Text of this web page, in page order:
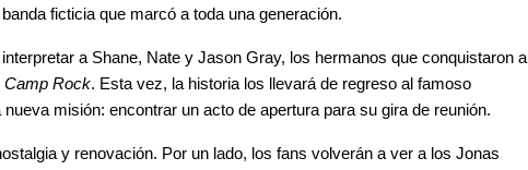
ficticia que marcó a toda una generación.
a Shane, Nate y Jason Gray, los hermanos que conquistaron al
Camp Rock. Esta vez, la historia los llevará de regreso al famoso
misión: encontrar un acto de apertura para su gira de reunión.
y renovación. Por un lado, los fans volverán a ver a los Jonas